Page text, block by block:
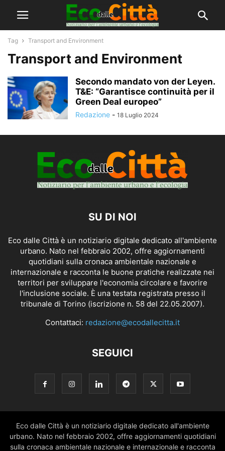
Tag Transport and Environment
Transport and Environment
Secondo mandato von der Leyen.
T&E: “Garantisce continuità per il
Green Deal europeo”
Redazione - 18 Luglio 2024
SU DI NOI
Eco dalle Città è un notiziario digitale dedicato all'ambiente
urbano. Nato nel febbraio 2002, offre aggiornamenti
quotidiani sulla cronaca ambientale nazionale e
internazionale e racconta le buone pratiche realizzate nei
territori per sviluppare l'economia circolare e favorire
l'inclusione sociale. È una testata registrata presso il
tribunale di Torino (iscrizione n. 58 del 22.05.2007).
Contattaci: redazione@ecodallecitta.it
SEGUICI
Eco dalle Città è un notiziario digitale dedicato all'ambiente
urbano. Nato nel febbraio 2002, offre aggiornamenti quotidiani
sulla cronaca ambientale nazionale e internazionale e racconta